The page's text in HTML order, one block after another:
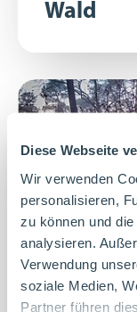
Diese Webseite
Wir verwenden
personalisieren,
zu können und
analysieren.
Verwendung
soziale Medien,
Partner führen
Wald
29. August
29. August